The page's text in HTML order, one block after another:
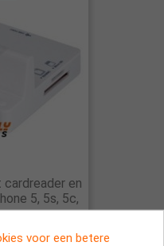
en
5, 5s, 5c,
voor een betere